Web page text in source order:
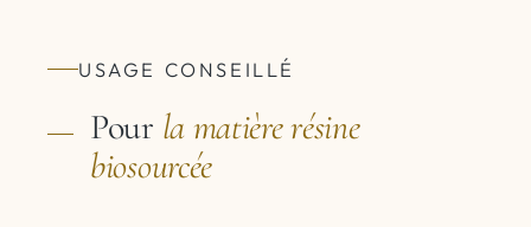
USAGE CONSEILLÉ
Pour la matièrerésine
biosourcée